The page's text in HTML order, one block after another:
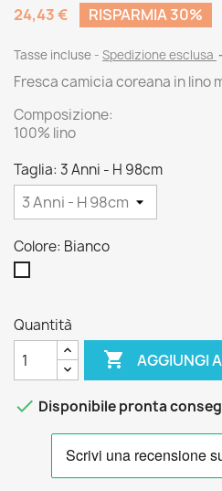
24,43 €
RISPARMIA 30%
Tasse incluse Spedizione esclusa
Fresca camicia coreana in lino
Composizione:
100% lino
Taglia: 3 Anni - H 98cm
Colore: Bianco
Quantità
 AGGIUNGI
 Disponibile pronta